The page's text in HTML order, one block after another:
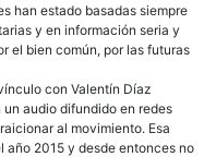
han estado basadas siempre
y en información seria y
el bien común, por las futuras
con Valentín Díaz
audio difundido en redes
al movimiento. Esa
año 2015 y desde entonces no